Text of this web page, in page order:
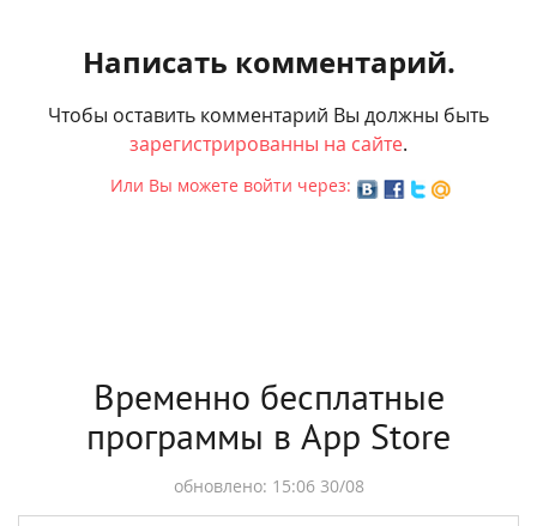
Написать комментарий.
Чтобы оставить комментарий Вы должны быть
зарегистрированны на сайте.
Или Вы можете войти через:
Временно бесплатные
программы в App Store